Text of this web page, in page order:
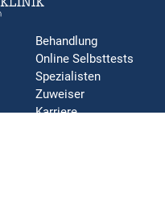
Behandlung
Online Selbsttests
Spezialisten
Zuweiser
Karriere